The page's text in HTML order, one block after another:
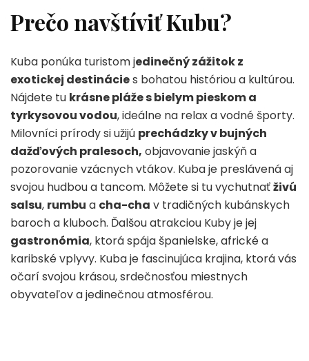
Prečo navštíviť Kubu?
Kuba ponúka turistom jedinečný zážitok z
exotickej destinácies bohatou históriou a kultúrou.
Nájdete tu krásne pláže s bielym pieskom a
tyrkysovou vodou, ideálne na relax a vodné športy.
Milovníci prírody si užijú prechádzky v bujných
dažďových pralesoch, objavovanie jaskýň a
pozorovanie vzácnych vtákov. Kuba je preslávená aj
svojou hudbou a tancom. Môžete si tu vychutnaťživú
salsu, rumbu a cha-cha v tradičných kubánskych
baroch a kluboch. Ďalšou atrakciou Kuby je jej
gastronómia, ktorá spája španielske, africké a
karibské vplyvy. Kuba je fascinujúca krajina, ktorá vás
očarí svojou krásou, srdečnosťou miestnych
obyvateľov a jedinečnou atmosférou.